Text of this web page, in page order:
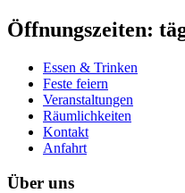
Öffnungszeiten:
Essen & Trinken
Feste feiern
Veranstaltungen
Räumlichkeiten
Kontakt
Anfahrt
Über uns